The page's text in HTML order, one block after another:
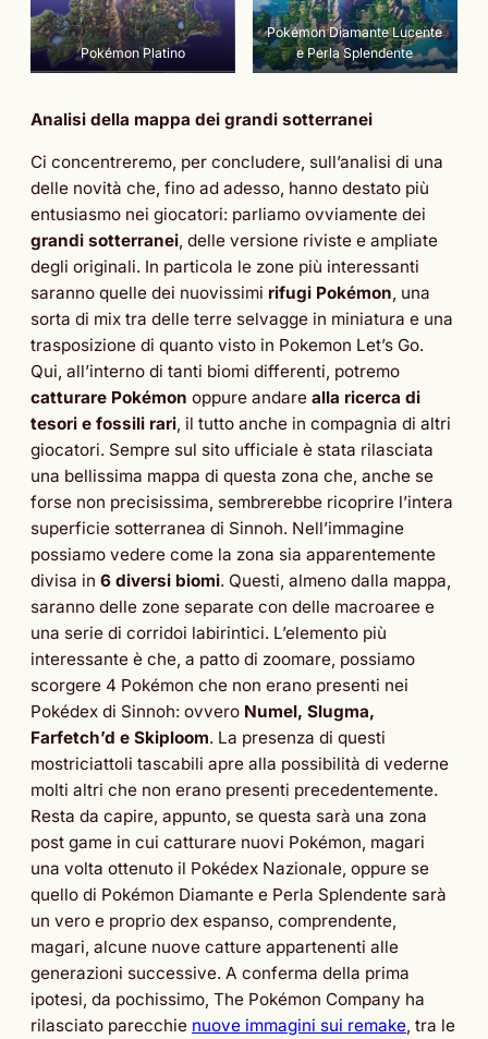
Pokémon Platino
Pokémon Diamante Lucente
e Perla Splendente
Analisi della mappa dei grandi sotterranei
Ci concentreremo, per concludere, sull’analisi di una
delle novità che, fino ad adesso, hanno destato più
entusiasmo nei giocatori: parliamo ovviamente dei
grandi sotterranei, delle versione riviste e ampliate
degli originali. In particola le zone più interessanti
saranno quelle dei nuovissimi rifugi Pokémon, una
sorta di mix tra delle terre selvagge in miniatura e una
trasposizione di quanto visto in Pokemon Let’s Go.
Qui, all’interno di tanti biomi differenti, potremo
catturare Pokémon oppure andare alla ricerca di
tesori e fossili rari, il tutto anche in compagnia di altri
giocatori. Sempre sul sito ufficiale è stata rilasciata
una bellissima mappa di questa zona che, anche se
forse non precisissima, sembrerebbe ricoprire l’intera
superficie sotterranea di Sinnoh. Nell’immagine
possiamo vedere come la zona sia apparentemente
divisa in 6 diversi biomi. Questi, almeno dalla mappa,
saranno delle zone separate con delle macroaree e
una serie di corridoi labirintici. L’elemento più
interessante è che, a patto di zoomare, possiamo
scorgere 4 Pokémon che non erano presenti nei
Pokédex di Sinnoh: ovvero Numel, Slugma,
Farfetch’d e Skiploom. La presenza di questi
mostriciattoli tascabili apre alla possibilità di vederne
molti altri che non erano presenti precedentemente.
Resta da capire, appunto, se questa sarà una zona
post game in cui catturare nuovi Pokémon, magari
una volta ottenuto il Pokédex Nazionale, oppure se
quello di Pokémon Diamante e Perla Splendente sarà
un vero e proprio dex espanso, comprendente,
magari, alcune nuove catture appartenenti alle
generazioni successive. A conferma della prima
ipotesi, da pochissimo, The Pokémon Company ha
rilasciato parecchie nuove immagini sui remake, tra le